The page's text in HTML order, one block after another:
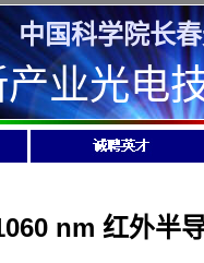
中国科学院长
业光电
nm 红外半